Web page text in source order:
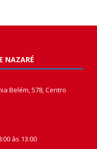
NAZARÉ
Belém, 578, Centro
às 13:00